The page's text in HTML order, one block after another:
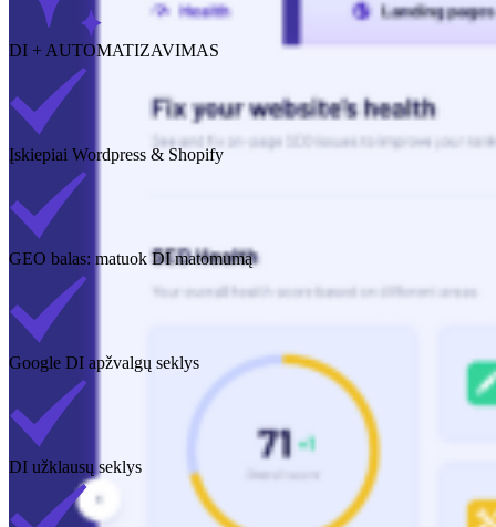
DI + AUTOMATIZAVIMAS
Įskiepiai Wordpress & Shopify
GEO balas: matuok DI matomumą
Google DI apžvalgų seklys
DI užklausų seklys